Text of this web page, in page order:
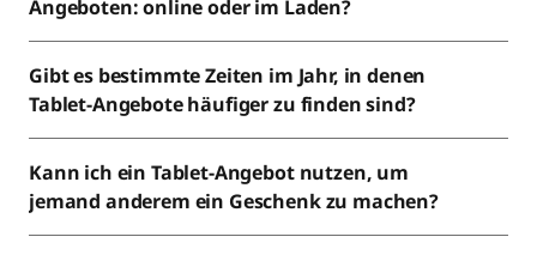
Angeboten: online oder im Laden?
Gibt es bestimmte Zeiten im Jahr, in denen
Tablet-Angebote häufiger zu finden sind?
Kann ich ein Tablet-Angebot nutzen, um
jemand anderem ein Geschenk zu machen?